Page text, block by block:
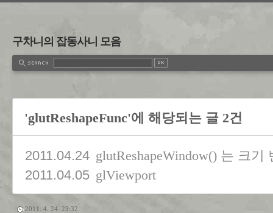
구차니의 잡동사니 모음
'glutReshapeFunc'에 해당되는 글 2건
2011.04.24 glutReshapeWindow() 는 크
2011.04.05 glViewport
2011. 4. 24. 23:32